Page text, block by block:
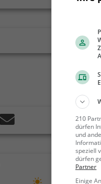
500 ft
210
dürfen
und
speziell
dürfen
Partner
Einige